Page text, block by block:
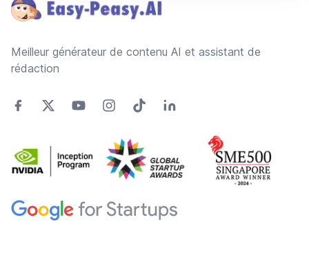
Meilleur générateur de contenu AI et assistant de
rédaction